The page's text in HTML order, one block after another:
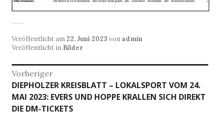
Veröffentlicht am 22. Juni 2023 von admin
Veröffentlicht in Bilder
Beitragsnavigation
Vorheriger
Vorheriger
Beitrag:
DIEPHOLZER KREISBLATT – LOKALSPORT VOM 24.
MAI 2023: EVERS UND HOPPE KRALLEN SICH DIREKT
DIE DM-TICKETS